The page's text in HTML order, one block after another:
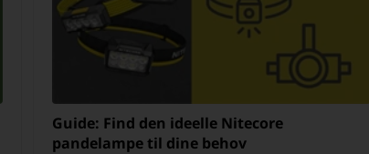
Guide: Find den ideelle Nitecore
pandelampe til dine behov